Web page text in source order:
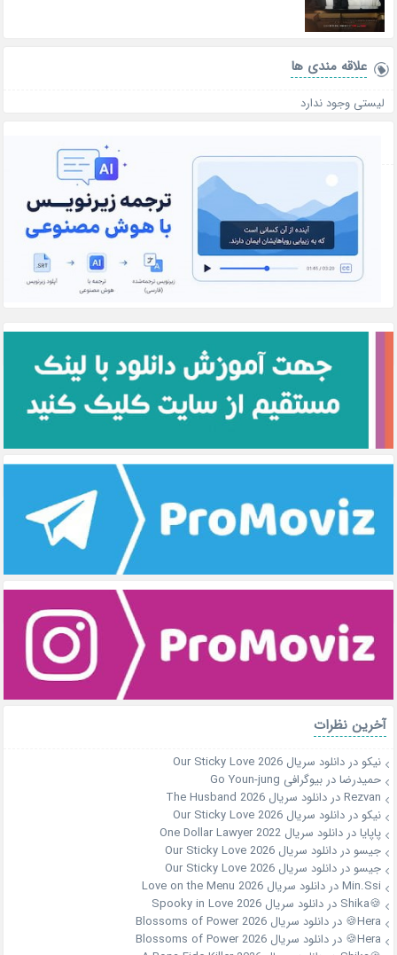
علاقه‌ مندی ها
لیستی وجود ندارد
آخرین نظرات
نیکو دردانلود سریال Our Sticky Love 2026
حمیدرضادربیوگرافی Go Youn-jung
Rezvanدردانلود سریال The Husband 2026
نیکو دردانلود سریال Our Sticky Love 2026
پاپایادردانلود سریال One Dollar Lawyer 2022
جیسو دردانلود سریال Our Sticky Love 2026
جیسو دردانلود سریال Our Sticky Love 2026
Min.Ssiدردانلود سریال Love on the Menu 2026
🍪Shika
دردانلود سریال Spooky in Love 2026
Hera🍪
دردانلود سریال Blossoms of Power 2026
Hera🍪
دردانلود سریال Blossoms of Power 2026